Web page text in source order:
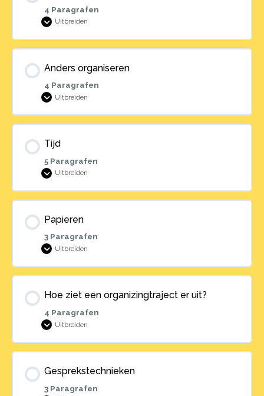
4 Paragrafen
Uitbreiden
Spullen
Anders organiseren
4 Paragrafen
Uitbreiden
Anders
Tijd
5 Paragrafen
Uitbreiden
Tijd
Papieren
3 Paragrafen
Uitbreiden
Papieren
Hoe ziet een organizingtraject er uit?
4 Paragrafen
Uitbreiden
Hoe
een
organizingtraject
Gesprekstechnieken
3 Paragrafen